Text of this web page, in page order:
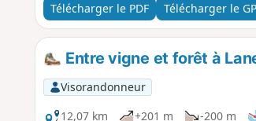
Télécharger le PDF Télécharger le
Entre vigne et forêt à
Visorandonneur
12,07 km
+201 m -200 m